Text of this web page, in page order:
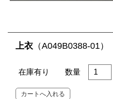
上衣 （A049B0388-01）
在庫有り 数量